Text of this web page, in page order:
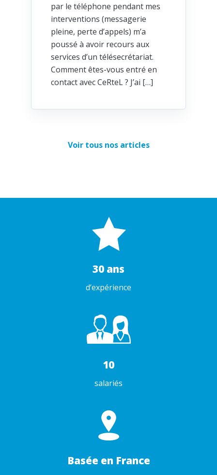
par le téléphone pendant mes
interventions (messagerie
pleine, perte d’appels) m’a
poussé à avoir recours aux
services d’un télésecrétariat.
Comment êtes-vous entré en
contact avec CeRteL ? J’ai […]
Voir tous nos articles
30 ans
d’expérience
10
salariés
Basée en France